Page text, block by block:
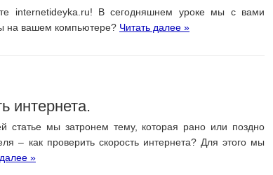
internetideyka.ru! В сегодняшнем уроке мы с вами
на вашем компьютере? Читать далее »
интернета.
статье мы затронем тему, которая рано или поздно
– как проверить скорость интернета? Для этого мы
»